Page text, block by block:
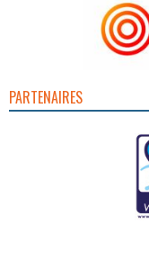
PARTENAIRES